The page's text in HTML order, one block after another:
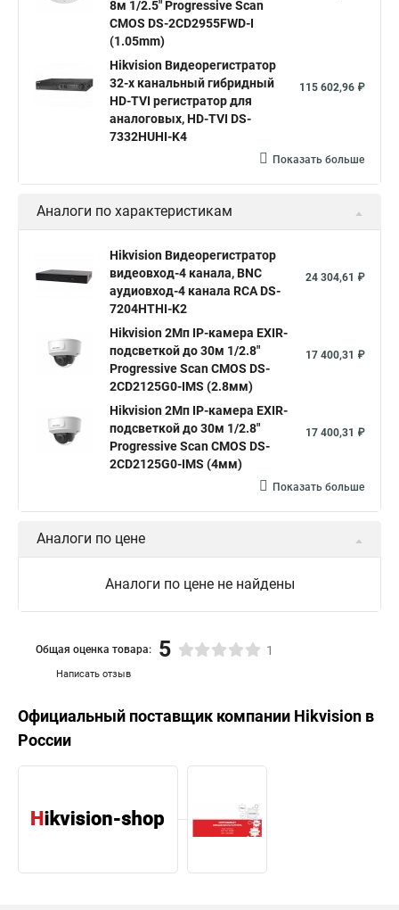
Видеонаблюдение Ip видеокамеры
Hikvision 2cd2142fwd
Hikvision ds 2cd1148 hikvision ds 2cd1148 i b
hikvision ds 2cd2042wd i Видеокамера hikvision
Видеокамеры hikvision ds
Камера Hikvision ds 2ce16d8t
Видеокамера hikvision hiwatch
Камера Hikvision ds 2cd2442fwd
Уличная камера Hikvision ip camera
Hikvision поворотная камера
Нikvision микрофон Hikvision поворотная
Hikvision порты
8м 1/2.5" Progressive Scan
CMOS DS-2CD2955FWD-I
(1.05mm)
Hikvision Видеорегистратор
32-х канальный гибридный
HD-TVI регистратор для
аналоговых, HD-TVI DS-
7332HUHI-K4
115 602,96 ₽
Показать больше
Аналоги по характеристикам
Hikvision Видеорегистратор
видеовход-4 канала, BNC
аудиовход-4 канала RCA DS-
7204HTHI-K2
24 304,61 ₽
Hikvision 2Мп IP-камера EXIR-
подсветкой до 30м 1/2.8"
Progressive Scan CMOS DS-
2CD2125G0-IMS (2.8мм)
17 400,31 ₽
Hikvision 2Мп IP-камера EXIR-
подсветкой до 30м 1/2.8"
Progressive Scan CMOS DS-
2CD2125G0-IMS (4мм)
17 400,31 ₽
Показать больше
Аналоги по цене
Аналоги по цене не найдены
Написать отзыв
Общая оценка товара: 5 1
Официальный поставщик компании Hikvision в
России